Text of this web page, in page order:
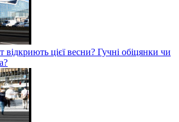
відкриють цієї весни? Гучні обіцянки чи